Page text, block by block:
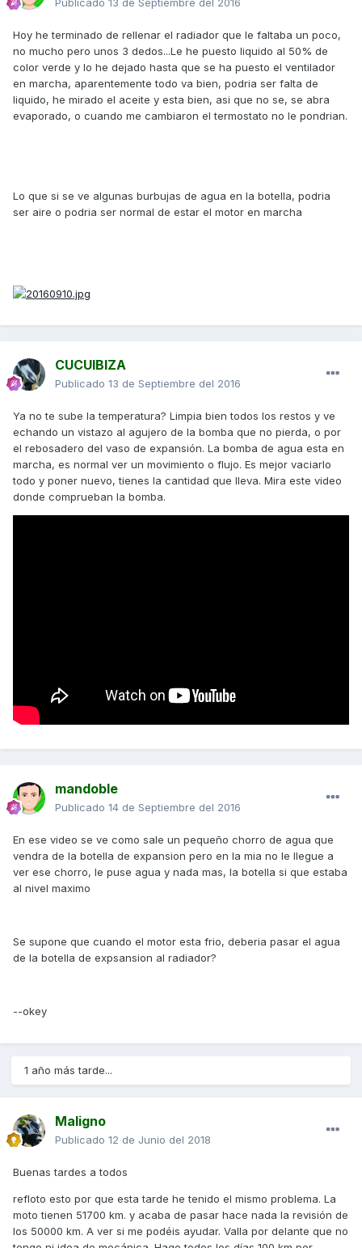
Publicado 13 de Septiembre del 2016
Hoy he terminado de rellenar el radiador que le faltaba un poco,
no mucho pero unos 3 dedos...Le he puesto liquido al 50% de
color verde y lo he dejado hasta que se ha puesto el ventilador
en marcha, aparentemente todo va bien, podria ser falta de
liquido, he mirado el aceite y esta bien, asi que no se, se abra
evaporado, o cuando me cambiaron el termostato no le pondrian.
Lo que si se ve algunas burbujas de agua en la botella, podria
ser aire o podria ser normal de estar el motor en marcha
CUCUIBIZA
Publicado 13 de Septiembre del 2016
Ya no te sube la temperatura? Limpia bien todos los restos y ve
echando un vistazo al agujero de la bomba que no pierda, o por
el rebosadero del vaso de expansión. La bomba de agua esta en
marcha, es normal ver un movimiento o flujo. Es mejor vaciarlo
todo y poner nuevo, tienes la cantidad que lleva. Mira este video
donde comprueban la bomba.
mandoble
Publicado 14 de Septiembre del 2016
En ese video se ve como sale un pequeño chorro de agua que
vendra de la botella de expansion pero en la mia no le llegue a
ver ese chorro, le puse agua y nada mas, la botella si que estaba
al nivel maximo
Se supone que cuando el motor esta frio, deberia pasar el agua
de la botella de expsansion al radiador?
--okey
1 año más tarde...
Maligno
Publicado 12 de Junio del 2018
Buenas tardes a todos
refloto esto por que esta tarde he tenido el mismo problema. La
moto tienen 51700 km. y acaba de pasar hace nada la revisión de
los 50000 km. A ver si me podéis ayudar. Valla por delante que no